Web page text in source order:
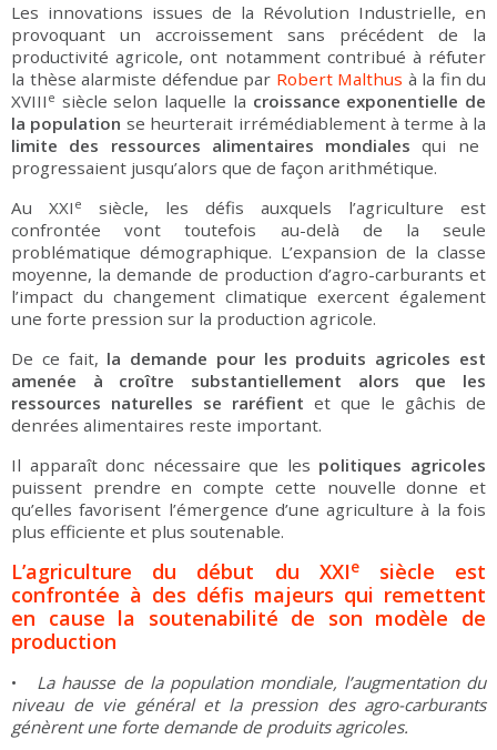
Les innovations issues de la Révolution Industrielle, en
provoquant un accroissement sans précédent de la
productivité agricole, ont notamment contribué à réfuter
la thèse alarmiste défendue par Robert Malthus à la fin du
XVIII e siècle selon laquelle la croissance exponentielle de
la population se heurterait irrémédiablement à terme à la
limite des ressources alimentaires mondiales qui ne
progressaient jusqu’alors que de façon arithmétique.
Au XXI e
siècle, les défis auxquels l’agriculture est
confrontée vont toutefois au-delà de la seule
problématique démographique. L’expansion de la classe
moyenne, la demande de production d’agro-carburants et
l’impact du changement climatique exercent également
une forte pression sur la production agricole.
De ce fait, la demande pour les produits agricoles est
amenée à croître substantiellement alors que les
ressources naturelles se raréfient et que le gâchis de
denrées alimentaires reste important.
Il apparaît donc nécessaire que les politiques agricoles
puissent prendre en compte cette nouvelle donne et
qu’elles favorisent l’émergence d’une agriculture à la fois
plus efficiente et plus soutenable.
L’agriculture du début du XXIesiècle est
confrontée à des défis majeurs qui remettent
en cause la soutenabilité de son modèle de
production
• La hausse de la population mondiale, l’augmentation du
niveau de vie général et la pression des agro-carburants
génèrent une forte demande de produits agricoles.